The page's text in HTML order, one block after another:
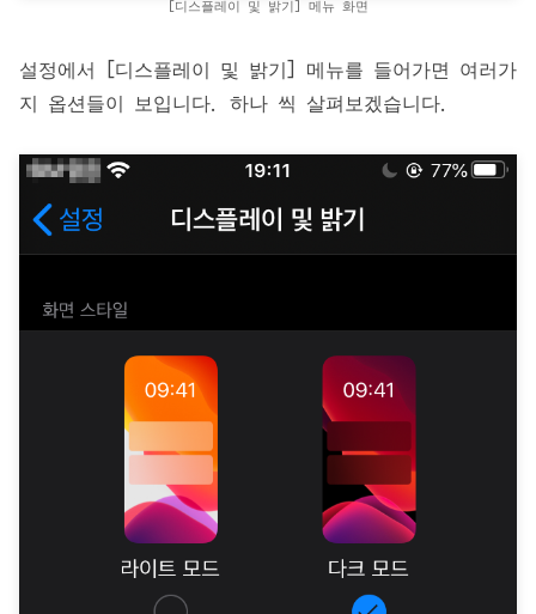
[디스플레이 및 밝기] 메뉴 화면
설정에서 [디스플레이 및 밝기] 메뉴를 들어가면 여러가
지 옵션들이 보입니다. 하나 씩 살펴보겠습니다.